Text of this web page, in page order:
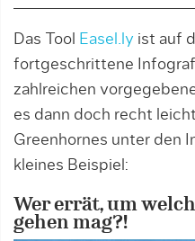
Das Tool Easel.ly ist auf
fortgeschrittene
zahlreichen
es dann doch recht
Greenhornes unter den
kleines Beispiel:
Wer errät, um
gehen mag?!